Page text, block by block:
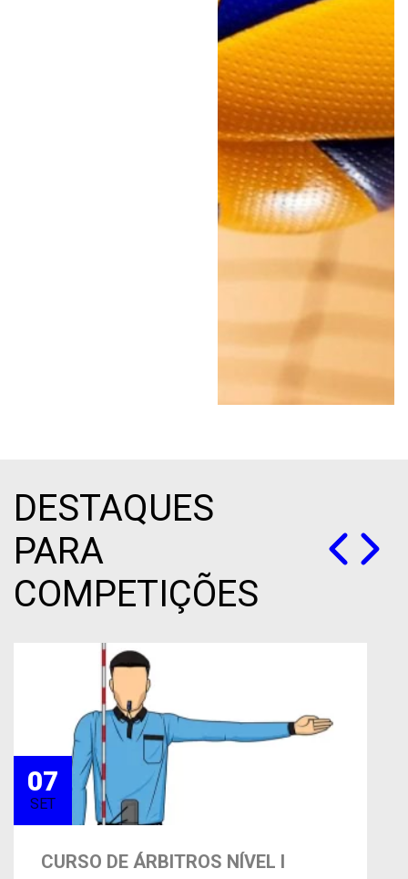
DESTAQUES
PARA
COMPETIÇÕES
07
SET
CURSO DE ÁRBITROS NÍVEL I